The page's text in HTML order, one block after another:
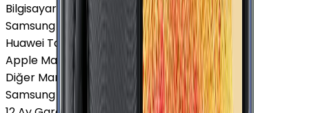
Bilgisayar / Tablet
Samsung Tablet
Huawei Tablet
Apple Macbook
Diğer Markalar
Samsung Tablet